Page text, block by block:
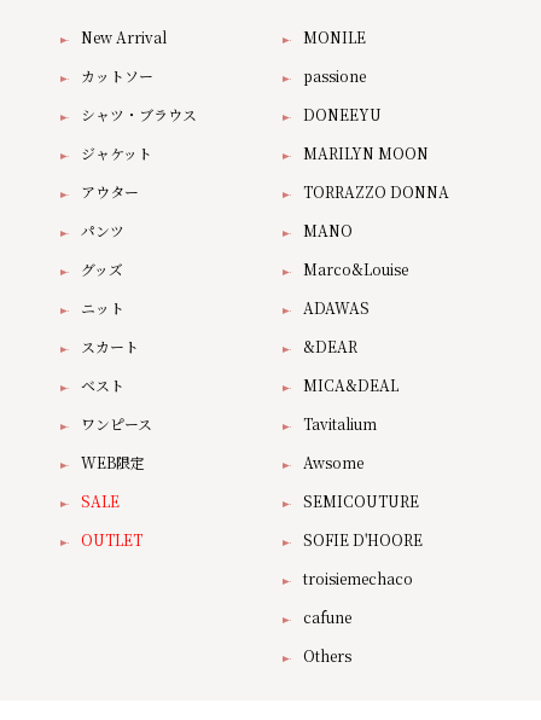
New Arrival
カットソー
シャツ・ブラウス
ジャケット
アウター
パンツ
グッズ
ニット
スカート
ベスト
ワンピース
WEB限定
SALE
OUTLET
MONILE
passione
DONEEYU
MARILYN MOON
TORRAZZO DONNA
MANO
Marco&Louise
ADAWAS
&DEAR
MICA&DEAL
Tavitalium
Awsome
SEMICOUTURE
SOFIE D'HOORE
troisiemechaco
cafune
Others